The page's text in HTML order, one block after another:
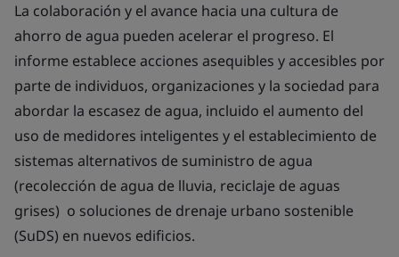
La colaboración y el avance hacia una cultura de
ahorro de agua pueden acelerar el progreso. El
informe establece acciones asequibles y accesibles por
parte de individuos, organizaciones y la sociedad para
abordar la escasez de agua, incluido el aumento del
uso de medidores inteligentes y el establecimiento de
sistemas alternativos de suministro de agua
(recolección de agua de lluvia, reciclaje de aguas
grises) o soluciones de drenaje urbano sostenible
(SuDS) en nuevos edificios.